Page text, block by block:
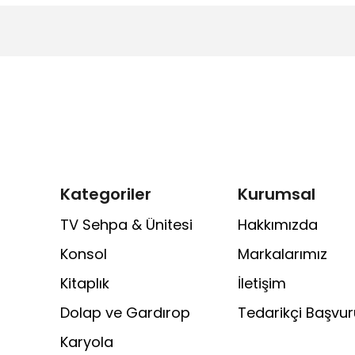
Kategoriler
TV Sehpa & Ünitesi
Konsol
Kitaplık
Dolap ve Gardırop
Karyola
Kurumsal
Hakkımızda
Markalarımız
İletişim
Tedarikçi